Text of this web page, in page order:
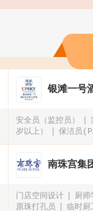
银滩一号
安全员（监控员）
岁以上）
保洁员
南珠宫集
门店空间设计
厨师
原珠打孔员
临时厨